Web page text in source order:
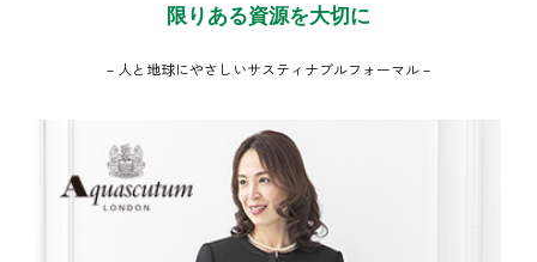
限りある資源を大切に
－人と地球にやさしいサスティナブルフォーマル－